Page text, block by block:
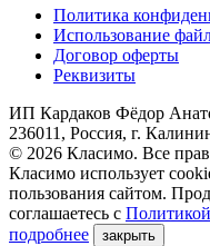
Политика
Использование
Договор оферты
Реквизиты
ИП Кардаков Фёдор
236011, Россия, г.
© 2026 Класимо. Все
Класимо использует
пользования сайтом.
соглашаетесь с
подробнее
закрыть